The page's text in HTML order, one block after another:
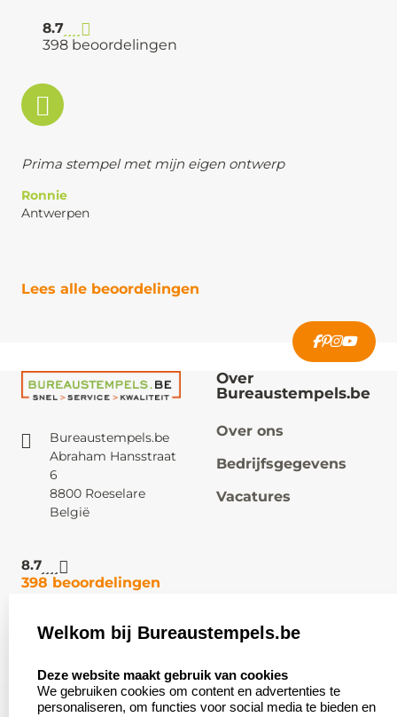
8.7
398 beoordelingen
Prima stempel met mijn eigen ontwerp
Ronnie
Antwerpen
Lees alle beoordelingen
Bureaustempels.be
Abraham Hansstraat
6
8800 Roeselare
België
8.7
398 beoordelingen
Over
Bureaustempels.be
Over ons
Bedrijfsgegevens
Vacatures
Klantenservice:
Contact
Veel gestelde vragen
Zakelijk:
Aanvraag op maat
Wederverkoper
Welkom bij Bureaustempels.be
Deze website maakt gebruik van cookies
We gebruiken cookies om content en advertenties te
personaliseren, om functies voor social media te bieden en